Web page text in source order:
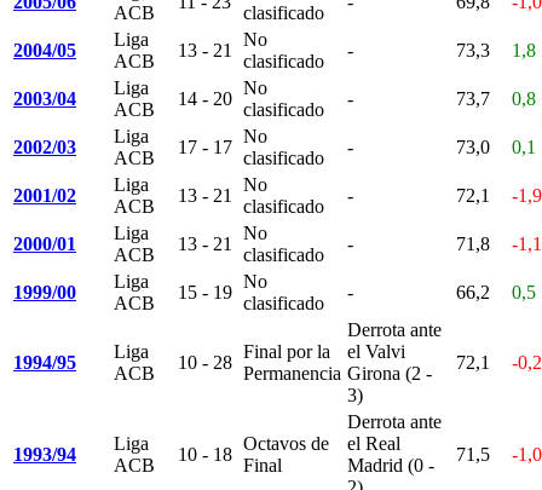
ACB
clasificado
2004/05
Liga
ACB
13 - 21
No
clasificado
- 73,3 1,8
2003/04
Liga
ACB
14 - 20
No
clasificado
- 73,7 0,8
2002/03
Liga
ACB
17 - 17
No
clasificado
- 73,0 0,1
2001/02
Liga
ACB
13 - 21
No
clasificado
- 72,1 -1,9
2000/01
Liga
ACB
13 - 21
No
clasificado
- 71,8 -1,1
1999/00
Liga
ACB
15 - 19
No
clasificado
- 66,2 0,5
1994/95
Liga
ACB
10 - 28
Final por la
Permanencia
Derrota ante
el Valvi
Girona (2 -
3)
72,1 -0,2
1993/94
Liga
ACB
10 - 18
Octavos de
Final
Derrota ante
el Real
Madrid (0 -
71,5 -1,0